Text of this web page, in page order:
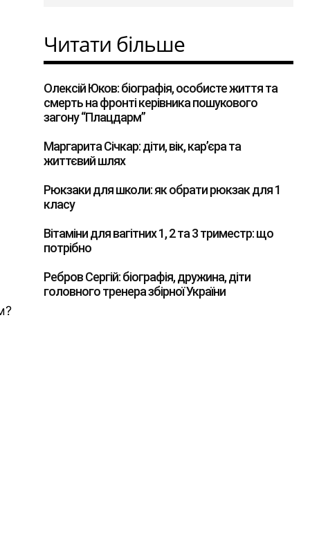
Читати більше
Олексій Юков: біографія, особисте життя та
смерть на фронті керівника пошукового
загону “Плацдарм”
Маргарита Січкар: діти, вік, кар’єра та
життєвий шлях
Рюкзаки для школи: як обрати рюкзак для 1
класу
Вітаміни для вагітних 1, 2 та 3 триместр: що
потрібно
Ребров Сергій: біографія, дружина, діти
головного тренера збірної України